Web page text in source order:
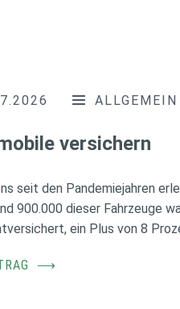
ALLGEMEIN
versichern
seit den Pandemiejahren
900.000 dieser Fahrzeuge
ein Plus von 8
⟶